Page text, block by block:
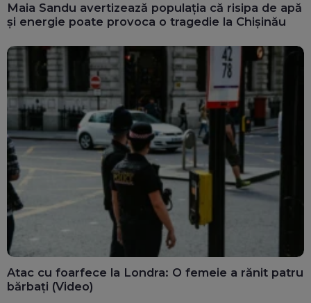
Maia Sandu avertizează populația că risipa de apă
și energie poate provoca o tragedie la Chișinău
Atac cu foarfece la Londra: O femeie a rănit patru
bărbați (Video)